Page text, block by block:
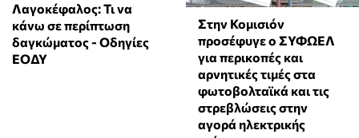
Λαγοκέφαλος: Τι να
κάνω σε περίπτωση
δαγκώματος - Οδηγίες
ΕΟΔΥ
Στην Κομισιόν
προσέφυγε ο ΣΥΦΩΕΛ
για περικοπές και
αρνητικές τιμές στα
φωτοβολταϊκά και τις
στρεβλώσεις στην
αγορά ηλεκτρικής